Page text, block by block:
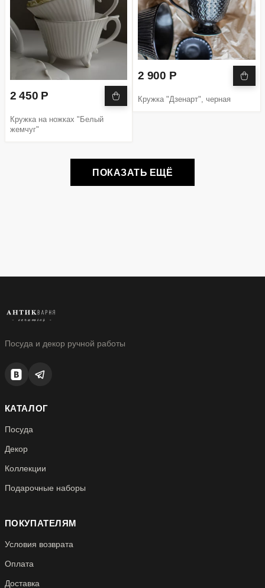
2 450 Р
Кружка на ножках "Белый
жемчуг"
2 900 Р
Кружка "Дзенарт", черная
ПОКАЗАТЬ ЕЩЁ
Посуда и декор ручной работы
КАТАЛОГ
Посуда
Декор
Коллекции
Подарочные наборы
ПОКУПАТЕЛЯМ
Условия возврата
Оплата
Доставка